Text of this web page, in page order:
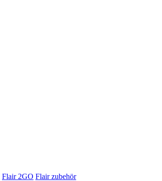
Flair 2GO Flair zubehör